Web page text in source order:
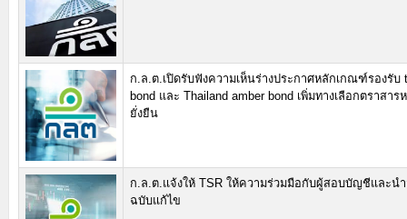
ก.ล.ต.เปิดรับฟังความเห็นร่างประกาศหลักเกณฑ์รองรับ
bond และ Thailand amber bond เพิ่มทางเลือกตราสา
ยั่งยืน
ก.ล.ต.แจ้งให้ TSR ให้ความร่วมมือกับผู้สอบบัญชีและนำ
ฉบับแก้ไข